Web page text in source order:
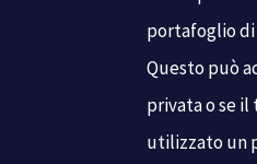
portafoglio di
Questo può
privata o se il
utilizzato un